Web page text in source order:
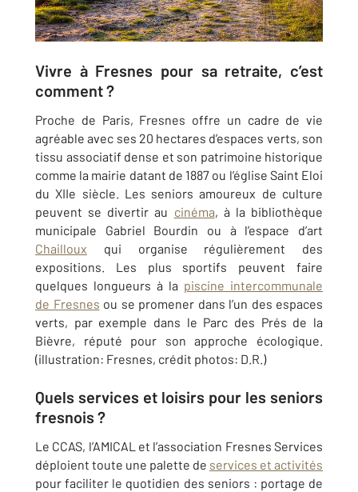
Vivre à Fresnes pour sa retraite, c’est
comment ?
Proche de Paris, Fresnes offre un cadre de vie
agréable avec ses 20 hectares d’espaces verts, son
tissu associatif dense et son patrimoine historique
comme la mairie datant de 1887 ou l’église Saint Eloi
du XIIe siècle. Les seniors amoureux de culture
peuvent se divertir au cinéma, à la bibliothèque
municipale Gabriel Bourdin ou à l’espace d’art
Chailloux qui organise régulièrement des
expositions. Les plus sportifs peuvent faire
quelques longueurs à la piscine intercommunale
de Fresnes ou se promener dans l’un des espaces
verts, par exemple dans le Parc des Prés de la
Bièvre, réputé pour son approche écologique.
(illustration: Fresnes, crédit photos: D.R.)
Quels services et loisirs pour les seniors
fresnois ?
Le CCAS, l’AMICAL et l’association Fresnes Services
déploient toute une palette de services et activités
pour faciliter le quotidien des seniors : portage de